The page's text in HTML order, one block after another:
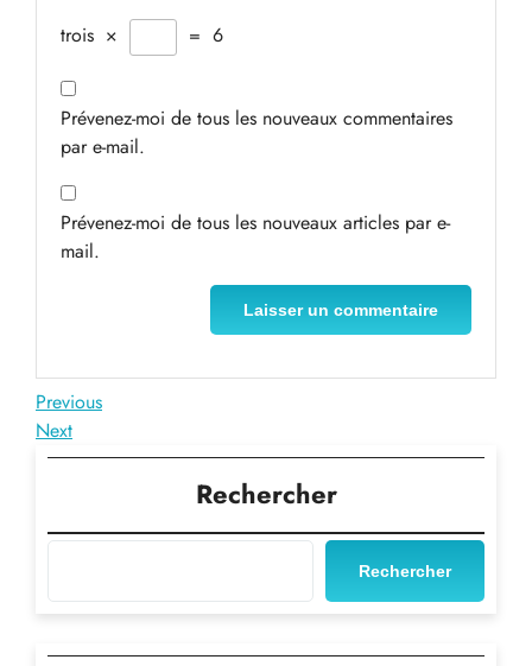
trois × = 6
Prévenez-moi de tous les nouveaux commentaires
par e-mail.
Prévenez-moi de tous les nouveaux articles par e-
mail.
Navigation
de
Previous
Post
Previous
Next
Post
Next
Rechercher
Rechercher